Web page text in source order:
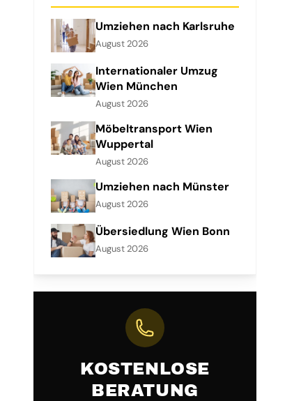
Umziehen nach Karlsruhe
August 2026
Internationaler Umzug
Wien München
August 2026
Möbeltransport Wien
Wuppertal
August 2026
Umziehen nach Münster
August 2026
Übersiedlung Wien Bonn
August 2026
KOSTENLOSE
BERATUNG